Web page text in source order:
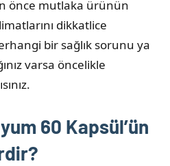
önce mutlaka ürünün
dikkatlice
bir sağlık sorunu ya
varsa öncelikle
60 Kapsül’ün